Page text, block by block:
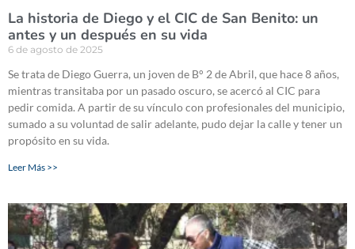
La historia de Diego y el CIC de San Benito: un
antes y un después en su vida
6 de agosto de 2025
Se trata de Diego Guerra, un joven de B° 2 de Abril, que hace 8 años,
mientras transitaba por un pasado oscuro, se acercó al CIC para
pedir comida. A partir de su vínculo con profesionales del municipio,
sumado a su voluntad de salir adelante, pudo dejar la calle y tener un
propósito en su vida.
Leer Más >>